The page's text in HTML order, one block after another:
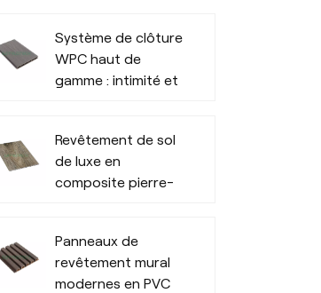
Système de clôture
WPC haut de
gamme : intimité et
saisons
Revêtement de sol
de luxe en
composite pierre-
tendance
Panneaux de
revêtement mural
modernes en PVC